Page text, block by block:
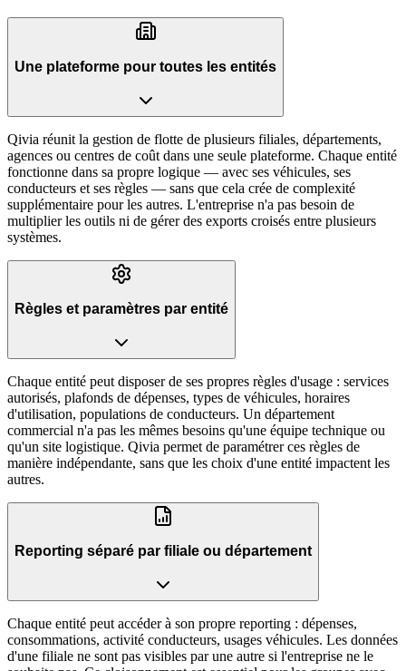
Une plateforme pour toutes les entités
Qivia réunit la gestion de flotte de plusieurs filiales, départements,
agences ou centres de coût dans une seule plateforme. Chaque entité
fonctionne dans sa propre logique — avec ses véhicules, ses
conducteurs et ses règles — sans que cela crée de complexité
supplémentaire pour les autres. L'entreprise n'a pas besoin de
multiplier les outils ni de gérer des exports croisés entre plusieurs
systèmes.
Règles et paramètres par entité
Chaque entité peut disposer de ses propres règles d'usage : services
autorisés, plafonds de dépenses, types de véhicules, horaires
d'utilisation, populations de conducteurs. Un département
commercial n'a pas les mêmes besoins qu'une équipe technique ou
qu'un site logistique. Qivia permet de paramétrer ces règles de
manière indépendante, sans que les choix d'une entité impactent les
autres.
Reporting séparé par filiale ou département
Chaque entité peut accéder à son propre reporting : dépenses,
consommations, activité conducteurs, usages véhicules. Les données
d'une filiale ne sont pas visibles par une autre si l'entreprise ne le